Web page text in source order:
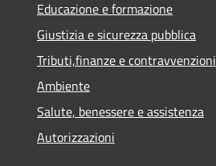
Educazione e formazione
Giustizia e sicurezza pubblica
Tributi,finanze e contravvenzioni
Ambiente
Salute, benessere e assistenza
Autorizzazioni